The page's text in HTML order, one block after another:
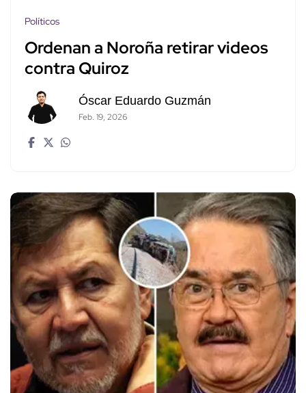
Políticos
Ordenan a Noroña retirar videos
contra Quiroz
Óscar Eduardo Guzmán
Feb. 19, 2026